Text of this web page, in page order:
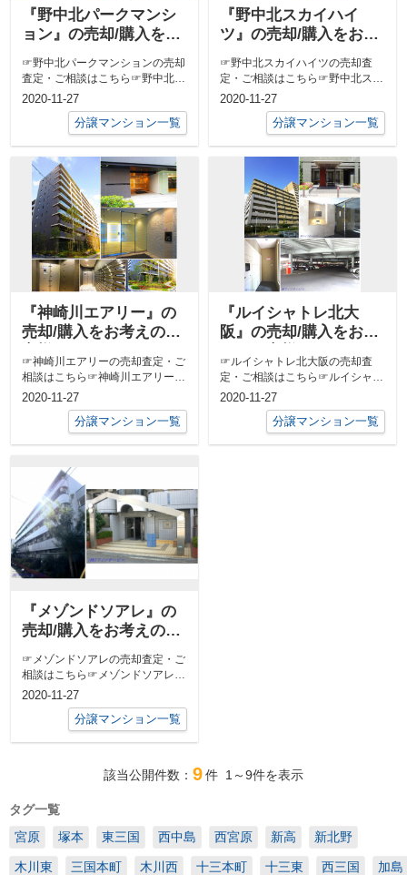
『野中北パークマンシ
ョン』の売却/購入をお
考えのお客様へ
☞野中北パークマンションの売却
査定・ご相談はこちら☞野中北パ
ークマンションの売り出し中の物
件はこちら...
2020-11-27
分譲マンション一覧
『野中北スカイハイ
ツ』の売却/購入をお考
えのお客様へ
☞野中北スカイハイツの売却査
定・ご相談はこちら☞野中北スカ
イハイツの売り出し中の物件はこ
2020-11-27
分譲マンション一覧
『神崎川エアリー』の
売却/購入をお考えのお
☞神崎川エアリーの売却査定・ご
相談はこちら☞神崎川エアリーの
売り出し中の物件はこちら
2020-11-27
分譲マンション一覧
『ルイシャトレ北大
阪』の売却/購入をお考
☞ルイシャトレ北大阪の売却査
定・ご相談はこちら☞ルイシャト
レ北大阪の売り出し中の物件はこ
2020-11-27
分譲マンション一覧
『メゾンドソアレ』の
売却/購入をお考えのお
客様へ
☞メゾンドソアレの売却査定・ご
相談はこちら☞メゾンドソアレの
売り出し中の物件はこちら
2020-11-27
分譲マンション一覧
該当公開件数： 9件 1～9件を表示
タグ一覧
宮原
塚本 東三国 西中島 西宮原 新高 新北野
木川東 三国本町 木川西 十三本町 十三東 西三国 加島